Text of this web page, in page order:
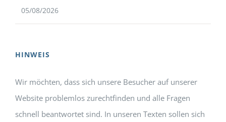
05/08/2026
HINWEIS
Wir möchten, dass sich unsere Besucher auf unserer
Website problemlos zurechtfinden und alle Fragen
schnell beantwortet sind. In unseren Texten sollen sich